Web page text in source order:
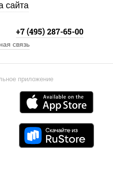
сайта
приложение
+7 (495) 287-65-00
связь